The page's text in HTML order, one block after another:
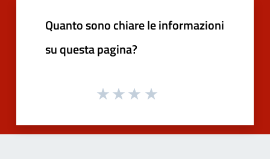
Quanto sono chiare le informazioni
su questa pagina?